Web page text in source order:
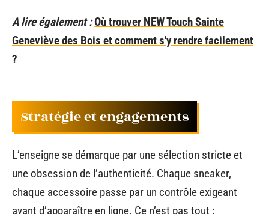
A lire également :Où trouver NEW Touch Sainte
Geneviève des Bois et comment s'y rendre facilement
?
Stratégie et engagements
L’enseigne se démarque par une sélection stricte et
une obsession de l’authenticité. Chaque sneaker,
chaque accessoire passe par un contrôle exigeant
avant d’apparaître en ligne. Ce n’est pas tout :